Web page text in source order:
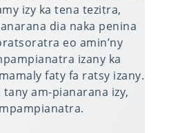
izy ka tena tezitra,
dia naka penina
eo amin’ny
izany ka
faty fa ratsy izany.
am-pianarana izy,